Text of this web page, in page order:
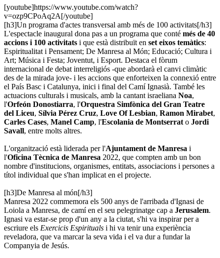
[youtube]https://www.youtube.com/watch?
v=ozp9CPoAq2A[/youtube]
[h3]Un programa d'actes transversal amb més de 100 activitats[/h3]
L'espectacle inaugural dona pas a un programa que conté més de 40
accions i 100 activitats i que està distribuït en set eixos temàtics:
Espiritualitat i Pensament; De Manresa al Món; Educació; Cultura i
Art; Música i Festa; Joventut, i Esport. Destaca el fòrum
internacional de debat interreligiós -que abordarà el canvi climàtic
des de la mirada jove- i les accions que enforteixen la connexió entre
el País Basc i Catalunya, inici i final del Camí Ignasià. També les
actuacions culturals i musicals, amb la cantant israeliana Noa,
l'Orfeón Donostiarra, l'Orquestra Simfònica del Gran Teatre
del Liceu, Sílvia Pérez Cruz, Love Of Lesbian, Ramon Mirabet,
Carles Cases, Manel Camp, l'Escolania de Montserrat o Jordi
Savall, entre molts altres.
L'organització està liderada per l'Ajuntament de Manresa i
l'Oficina Tècnica de Manresa 2022, que compten amb un bon
nombre d'institucions, organismes, entitats, associacions i persones a
títol individual que s'han implicat en el projecte.
[h3]De Manresa al món[/h3]
Manresa 2022 commemora els 500 anys de l'arribada d'Ignasi de
Loiola a Manresa, de camí en el seu pelegrinatge cap a Jerusalem.
Ignasi va estar-se prop d'un any a la ciutat, s'hi va inspirar per a
escriure els Exercicis Espirituals i hi va tenir una experiència
reveladora, que va marcar la seva vida i el va dur a fundar la
Companyia de Jesús.